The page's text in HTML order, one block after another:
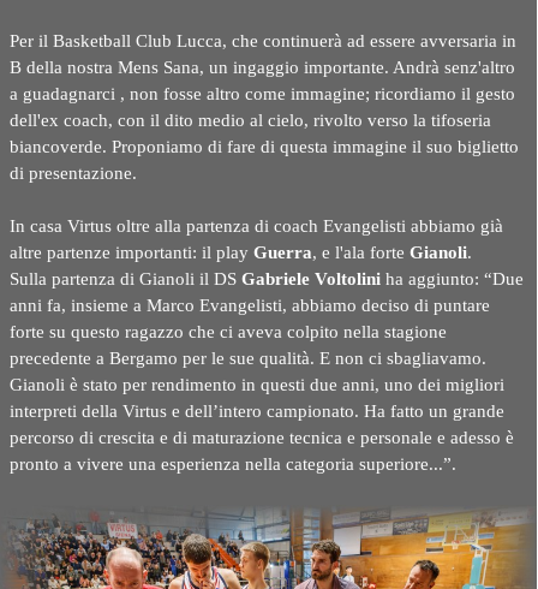
Per il Basketball Club Lucca, che continuerà ad essere avversaria in
B della nostra Mens Sana, un ingaggio importante. Andrà senz'altro
a guadagnarci , non fosse altro come immagine; ricordiamo il gesto
dell'ex coach, con il dito medio al cielo, rivolto verso la tifoseria
biancoverde. Proponiamo di fare di questa immagine il suo biglietto
di presentazione.
In casa Virtus oltre alla partenza di coach Evangelisti abbiamo già
altre partenze importanti: il play Guerra, e l'ala forte Gianoli.
Sulla partenza di Gianoli il DS Gabriele Voltolini ha aggiunto: “Due
anni fa, insieme a Marco Evangelisti, abbiamo deciso di puntare
forte su questo ragazzo che ci aveva colpito nella stagione
precedente a Bergamo per le sue qualità. E non ci sbagliavamo.
Gianoli è stato per rendimento in questi due anni, uno dei migliori
interpreti della Virtus e dell’intero campionato. Ha fatto un grande
percorso di crescita e di maturazione tecnica e personale e adesso è
pronto a vivere una esperienza nella categoria superiore...”.